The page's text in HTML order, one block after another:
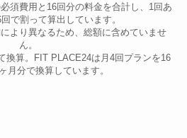
須費用と16回分の料金を合計し、1回あ
で割って算出しています。
より異なるため、総額に含めていませ
ん。
換算。FIT PLACE24は月4回プランを16
月分で換算しています。